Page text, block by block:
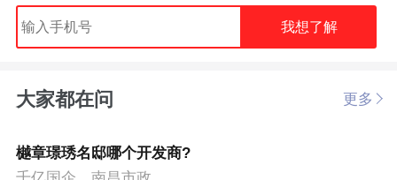
我想了解
大家都在问 更多
樾章璟琇名邸哪个开发商?